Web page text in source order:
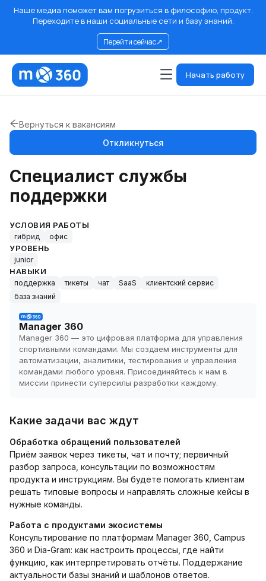
Наше медиа поможет вам погрузиться в философию, продукт.
Переходите в наши социальные сети и базу знаний.
Перейти сейчас↗
Начать работу
Вернуться к вакансиям
Откликнуться
Специалист службы
поддержки
УСЛОВИЯ РАБОТЫ
гибрид офис
УРОВЕНЬ
junior
НАВЫКИ
поддержка тикеты чат SaaS
клиентский сервис
база знаний
Manager 360
Manager 360 — это цифровая платформа для управления
спортивными командами. Мы создаем инструменты для
автоматизации, аналитики, тестирования и управления
командами любого уровня. Присоединяйтесь к нам в
миссии принести суперсилы разработки каждому.
Какие задачи вас ждут
Обработка обращений пользователей
Приём заявок через тикеты, чат и почту; первичный
разбор запроса, консультации по возможностям
продукта и инструкциям. Вы будете помогать клиентам
решать типовые вопросы и направлять сложные кейсы в
нужные команды.
Работа с продуктами экосистемы
Консультирование по платформам Manager 360, Campus
360 и Dia-Gram: как настроить процессы, где найти
функцию, как интерпретировать отчёты. Поддержание
актуальности базы знаний и шаблонов ответов.